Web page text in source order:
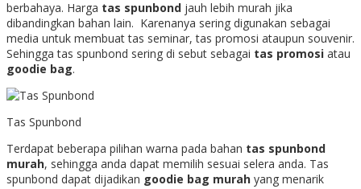
berbahaya. Harga tas spunbond jauh lebih murah jika
dibandingkan bahan lain. Karenanya sering digunakan sebagai
media untuk membuat tas seminar, tas promosi ataupun souvenir.
Sehingga tas spunbond sering di sebut sebagai tas promosi atau
goodie bag.
Tas Spunbond
Terdapat beberapa pilihan warna pada bahan tas spunbond
murah, sehingga anda dapat memilih sesuai selera anda. Tas
spunbond dapat dijadikan goodie bag murah yang menarik